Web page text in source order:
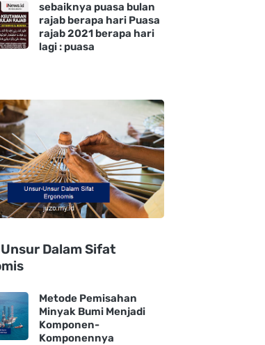
sebaiknya puasa bulan
rajab berapa hari Puasa
rajab 2021 berapa hari
lagi : puasa
Dalam Sifat
Metode Pemisahan
Minyak Bumi Menjadi
Komponen-
Komponennya